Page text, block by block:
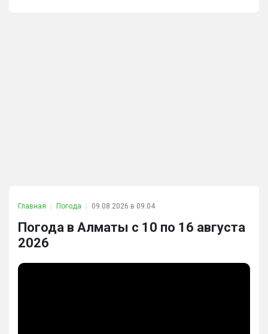
Главная Погода 09.08.2026 в 09:04
Погода в Алматы с 10 по 16 августа
2026